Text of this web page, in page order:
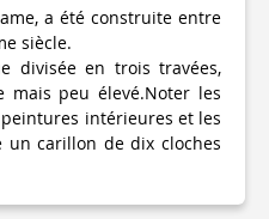
a été construite entre
siècle.
divisée en trois travées,
peu élevé.Noter les
intérieures et les
un carillon de dix cloches